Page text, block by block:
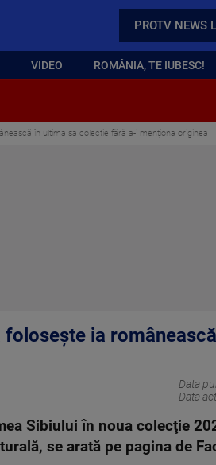
PROTV NEWS
VIDEO ROMÂNIA, TE IUBESC!
în ultima sa colecție fără a-i menționa originea
ia
Data
Data
Sibiului în noua colecţie
se arată pe pagina de